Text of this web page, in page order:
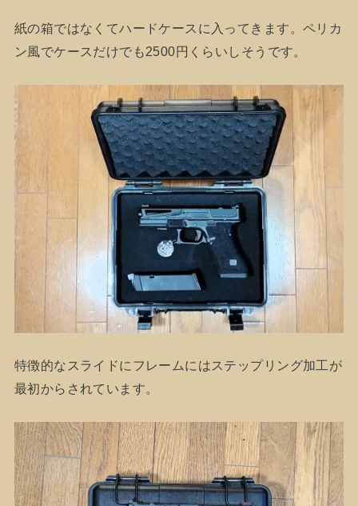
紙の箱ではなくてハードケースに入ってきます。ペリカ
ン風でケースだけでも2500円くらいしそうです。
特徴的なスライドにフレームにはステップリング加工が
最初からされています。